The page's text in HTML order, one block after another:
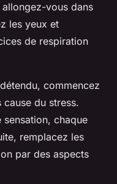
vous dans
les yeux et
de respiration
commencez
du stress.
chaque
remplacez les
par des aspects